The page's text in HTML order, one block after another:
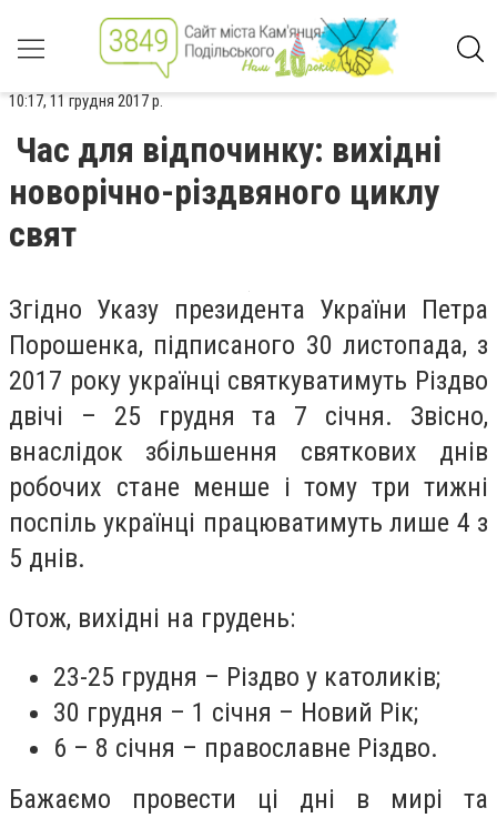
10:17, 11 грудня 2017 р.
Час для відпочинку: вихідні
новорічно-різдвяного циклу
свят
Згідно Указу президента України Петра
Порошенка, підписаного 30 листопада, з
2017 року українці святкуватимуть Різдво
двічі – 25 грудня та 7 січня. Звісно,
внаслідок збільшення святкових днів
робочих стане менше і тому три тижні
поспіль українці працюватимуть лише 4 з
5 днів.
Отож, вихідні на грудень:
23-25 грудня – Різдво у католиків;
30 грудня – 1 січня – Новий Рік;
6 – 8 січня – православне Різдво.
Бажаємо провести ці дні в мирі та